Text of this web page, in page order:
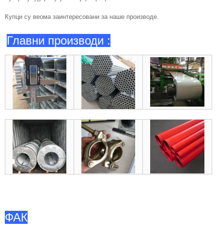
Купци су веома заинтересовани за наше производе.
Главни производи :
ФАК